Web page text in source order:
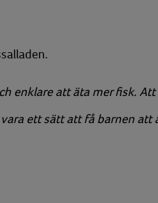
enklare att äta mer fisk.
ett sätt att få barnen att